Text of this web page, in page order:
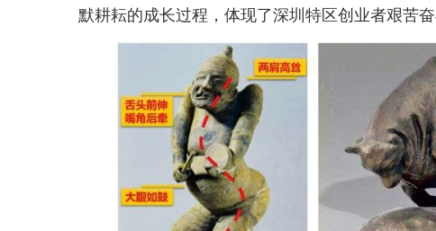
默耕耘的成长过程，体现了深圳特区创业者艰苦奋